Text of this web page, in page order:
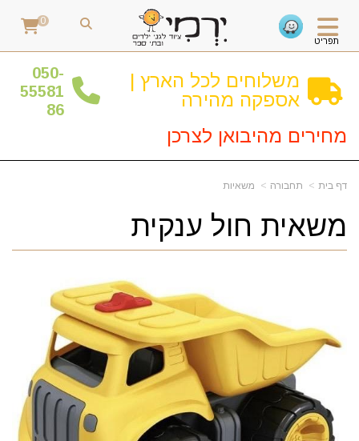
תפריט
0
משלוחים לכל הארץ |
אספקה מהירה
050-
55581
86
מחירים מהיבואן לצרכן
דף בית תחבורה משאיות
משאית חול ענקית